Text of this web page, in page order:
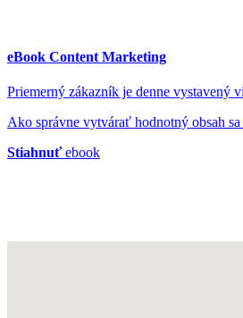
eBook Content Marketing
Priemerný zákazník je denne vystavený
Ako správne vytvárať hodnotný obsah
Stiahnuťebook